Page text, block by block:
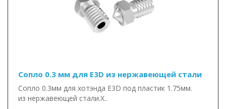
Сопло 0.3 мм для E3D из нержавеющей стали
Сопло 0.3мм для хотэнда E3D под пластик 1.75мм.
из нержавеющей стали.Х..